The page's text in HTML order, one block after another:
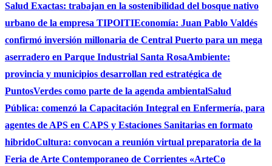
Salud Exactas: trabajan en la sostenibilidad del bosque nativo
urbano de la empresa TIPOITIEconomía: Juan Pablo Valdés
confirmó inversión millonaria de Central Puerto para un mega
aserradero en Parque Industrial Santa RosaAmbiente:
provincia y municipios desarrollan red estratégica de
PuntosVerdes como parte de la agenda ambientalSalud
Pública: comenzó la Capacitación Integral en Enfermería, para
agentes de APS en CAPS y Estaciones Sanitarias en formato
hibridoCultura: convocan a reunión virtual preparatoria de la
Feria de Arte Contemporaneo de Corrientes «ArteCo